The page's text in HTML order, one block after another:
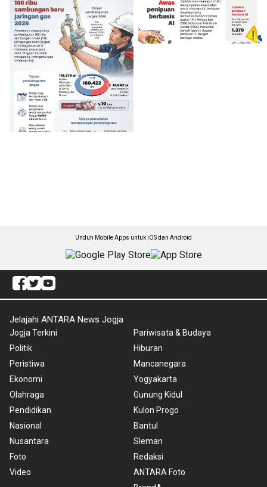
Unduh Mobile Apps untuk iOS dan Android
Jelajahi ANTARA News Jogja
Jogja Terkini
Politik
Peristiwa
Ekonomi
Olahraga
Pendidikan
Nasional
Nusantara
Foto
Video
Pariwisata & Budaya
Hiburan
Mancanegara
Yogyakarta
Gunung Kidul
Kulon Progo
Bantul
Sleman
Redaksi
ANTARA Foto